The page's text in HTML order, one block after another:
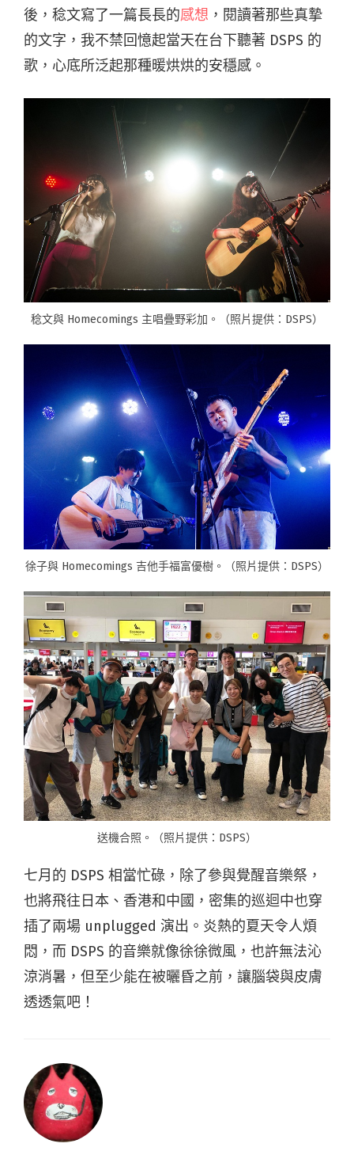
後，稔文寫了一篇長長的感想 ，閱讀著那些真摯
的文字，我不禁回憶起當天在台下聽著 DSPS 的
歌，心底所泛起那種暖烘烘的安穩感。
稔文與 Homecomings 主唱疊野彩加。（照片提供：DSPS）
徐子與 Homecomings 吉他手福富優樹。（照片提供：DSPS）
送機合照。（照片提供：DSPS）
七月的 DSPS 相當忙碌，除了參與覺醒音樂祭，
也將飛往日本、香港和中國，密集的巡迴中也穿
插了兩場 unplugged 演出。炎熱的夏天令人煩
悶，而 DSPS 的音樂就像徐徐微風，也許無法沁
涼消暑，但至少能在被曬昏之前，讓腦袋與皮膚
透透氣吧！